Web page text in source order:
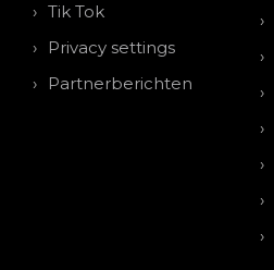
Tik Tok
Privacy settings
Partnerberichten